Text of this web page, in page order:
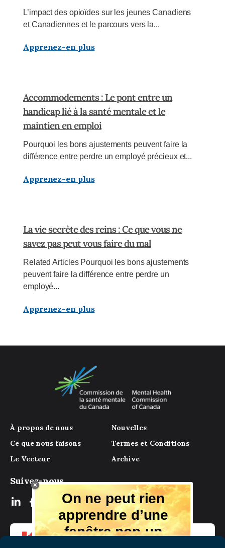
L’impact des opioïdes sur les jeunes Canadiens
et Canadiennes et le parcours vers la...
Apprenez-en plus
Accommodements : Le pont entre un
handicap lié à la santé mentale et le
maintien en emploi
Pourquoi les bons ajustements peuvent faire la
différence entre perdre un employé précieux et...
Apprenez-en plus
La vie secrète des reins : Ce que vous ne
savez pas peut vous faire du mal
Related Articles Pourquoi les bons ajustements
peuvent faire la différence entre perdre un
employé...
Apprenez-en plus
À propos de nous
Ce que nous faisons
Le Vecteur
Nouvelles
Termes et Conditions
Archive
Suivez-nous
On ne peut rien
apprendre d’une
fenêtre pop-up